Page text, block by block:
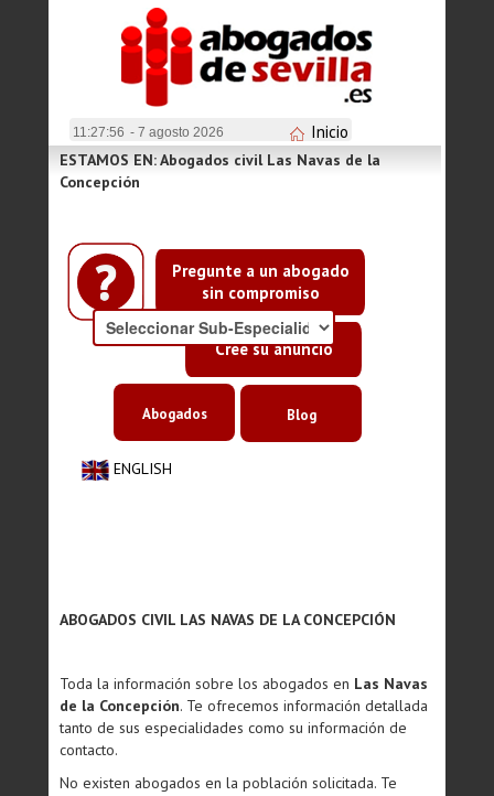
11:27:57 - 7 agosto 2026 Inicio
Pregunte a un abogado
sin compromiso
Cree su anuncio
ESTAMOS EN: Abogados civil Las Navas de la
Concepción
ENGLISH
Abogados Blog
ABOGADOS CIVIL LAS NAVAS DE LA CONCEPCIÓN
Toda la información sobre los abogados en Las Navas
de la Concepción. Te ofrecemos información detallada
tanto de sus especialidades como su información de
contacto.
No existen abogados en la población solicitada. Te